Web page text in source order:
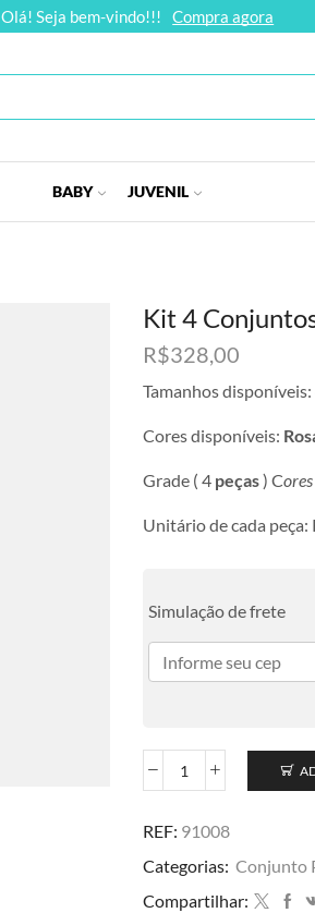
Olá! Seja bem-vindo!!! Compra agora
BABY JUVENIL
Kit 4
R$328,00
Tamanhos
Cores disponíveis:
Grade ( 4 peças) C
Unitário de cada peça:
Simulação de frete
REF: 91008
Categorias: Conjunto
Compartilhar: